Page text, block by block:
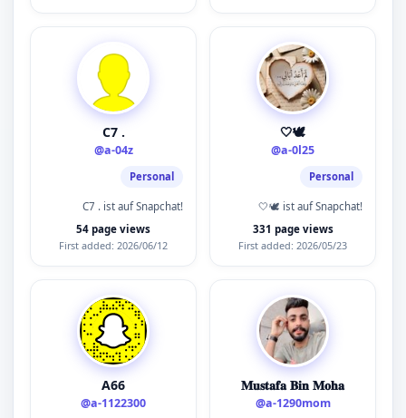
C7 .
@a-04z
Personal
C7 . ist auf Snapchat!
54 page views
First added: 2026/06/12
🤍🕊️
@a-0l25
Personal
🤍🕊️ ist auf Snapchat!
331 page views
First added: 2026/05/23
A66
@a-1122300
𝐌𝐮𝐬𝐭𝐚𝐟𝐚 𝐁𝐢𝐧 𝐌𝐨𝐡𝐚
@a-1290mom